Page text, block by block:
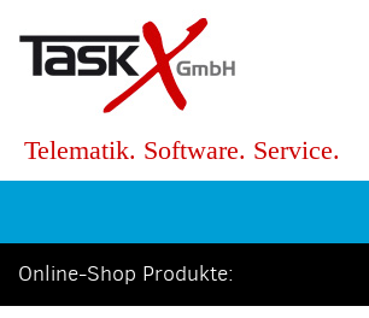
Telematik. Software. Service.
Online-Shop Produkte: